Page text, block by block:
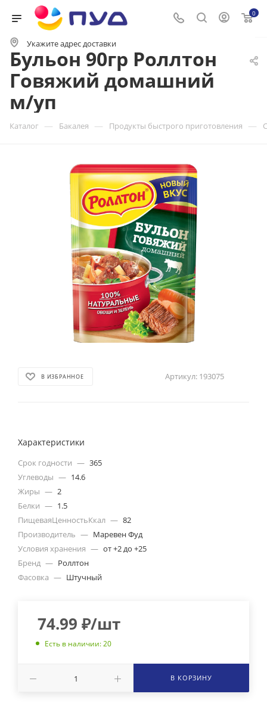
0
Укажите адрес доставки
Бульон 90гр Роллтон
Говяжий домашний
м/уп
Каталог — Бакалея — Продукты быстрого приготовления —
В ИЗБРАННОЕ Артикул: 193075
Характеристики
Срок годности — 365
Углеводы — 14.6
Жиры — 2
Белки — 1.5
ПищеваяЦенностьКкал — 82
Производитель — Маревен Фуд
Условия хранения — от +2 до +25
Бренд — Роллтон
Фасовка — Штучный
74.99 ₽/шт
Есть в наличии: 20
В КОРЗИНУ